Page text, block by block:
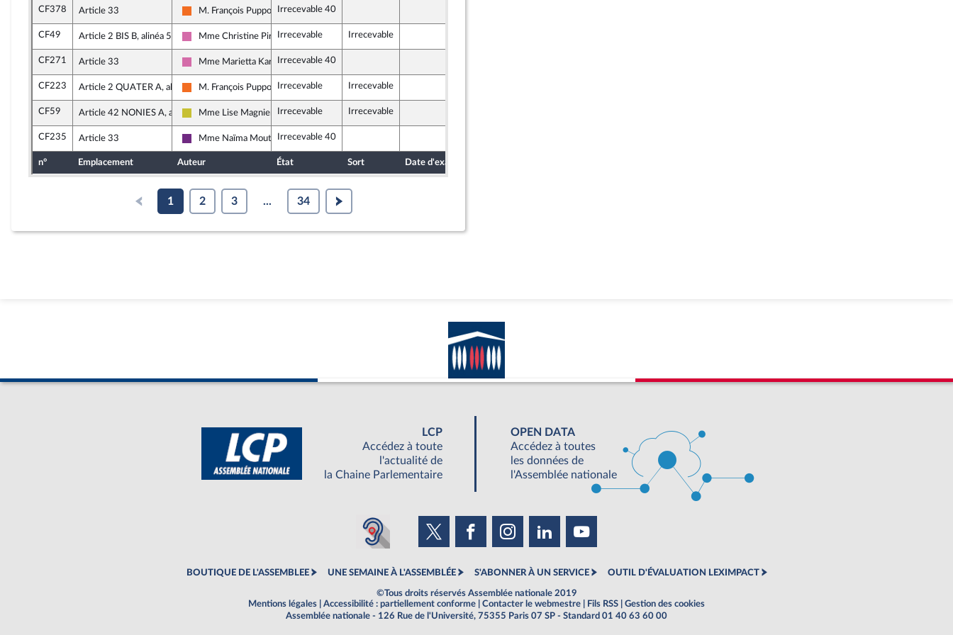
CF378 Article 33
Mouvement Démocrate (MoDem) et Démocrates apparentés
M. François Pupponi Irrecevable 40
CF49 Article 2 BIS B, alinéa 5
Socialistes et apparentés
Mme Christine Pirès Beaune
Irrecevable Irrecevable
CF271 Article 33
Socialistes et apparentés
Mme Marietta KaramanliIrrecevable 40
CF223 Article 2 QUATER A, alinéa 3
Mouvement Démocrate (MoDem) et Démocrates apparentés
M. François Pupponi Irrecevable Irrecevable
CF59 Article 42 NONIES A, alinéa 12
Agir ensemble
Mme Lise Magnier Irrecevable Irrecevable
CF235 Article 33
La République en Marche
Mme Naïma MoutchouIrrecevable 40
n° Emplacement Auteur État Sort Date d'examen
1 2 3 ... 34
LCP
Accédez à toute
l'actualité de
la Chaine Parlementaire
OPEN DATA
Accédez à toutes
les données de
l'Assemblée nationale
BOUTIQUE DE L'ASSEMBLEE UNE SEMAINE À L'ASSEMBLÉE S'ABONNER À UN SERVICE OUTIL D'ÉVALUATION LEXIMPACT
©Tous droits réservés Assemblée nationale 2019
Mentions légales
Accessibilité : partiellement conforme Contacter le webmestre Fils RSS
Gestion des cookies
Assemblée nationale - 126 Rue de l'Université, 75355 Paris 07 SP - Standard 01 40 63 60 00